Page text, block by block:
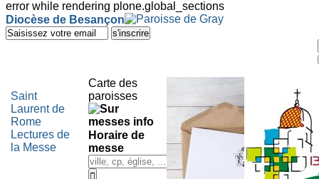
error while rendering plone.global_sections
Outils
personnels
Diocèse de Besançon
Aller
au
à
la
navigation
Saint
Laurent de
Rome
Lectures de
la Messe
Carte des
paroisses
Horaire de
messe